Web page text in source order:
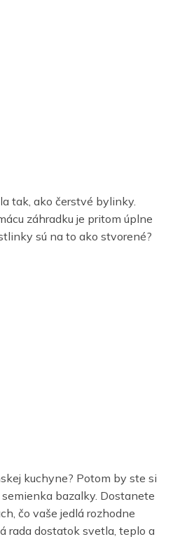
tak, ako čerstvé bylinky.
záhradku je pritom úplne
sú na to ako stvorené?
kuchyne? Potom by ste si
bazalky. Dostanete
čo vaše jedlá rozhodne
rada dostatok svetla, teplo a